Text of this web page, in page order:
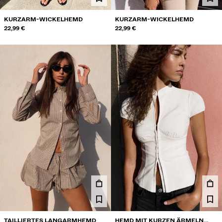
KURZARM-WICKELHEMD
22,99 €
KURZARM-WICKELHEMD
22,99 €